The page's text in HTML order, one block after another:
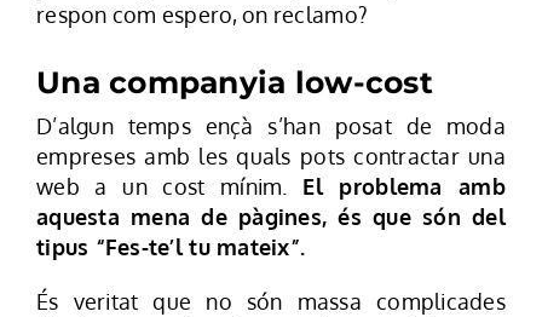
respon com espero, on reclamo?
Una companyia low-cost
D’algun temps ençà s’han posat de moda
empreses amb les quals pots contractar una
web a un cost mínim. El problema amb
aquesta mena de pàgines, és que són del
tipus “Fes-te’l tu mateix”.
És veritat que no són massa complicades